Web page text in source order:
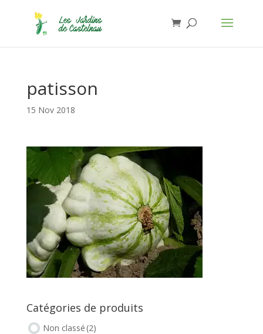
patisson
15 Nov 2018
Catégories de produits
Non classé (2)
Jardins de Castelnau - Organic Food
Anthony Lasserre
Gratuit - In Google Play
Installer